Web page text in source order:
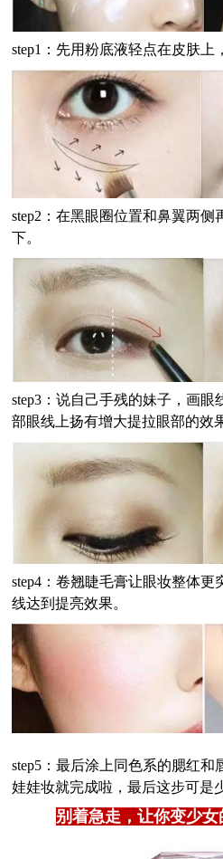
step1：先用粉底液轻点在皮肤上
step2：在黑眼圈位置和鼻翼两侧
下。
step3：说自己手残的妹子，画
部眼线上扬有增大提拉眼部的效
step4：卷翘睫毛膏让眼妆整体
线达到提亮效果。
step5：最后涂上同色系的腮红
娃娃妆就完成啦，最后这步可是
别着急走，让你变少女